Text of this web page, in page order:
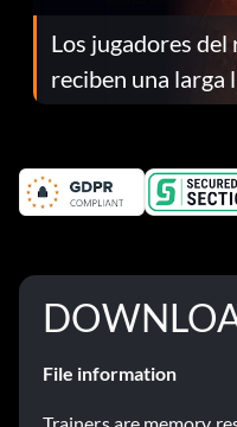
Los jugadores del
reciben una larga
el parche 1.0.4
File information